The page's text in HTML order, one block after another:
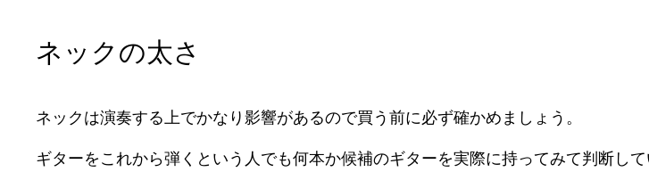
ネックの太さ
ネックは演奏する上でかなり影響があるので買う前に必ず確かめましょう。
ギターをこれから弾くという人でも何本か候補のギターを実際に持ってみて判断して